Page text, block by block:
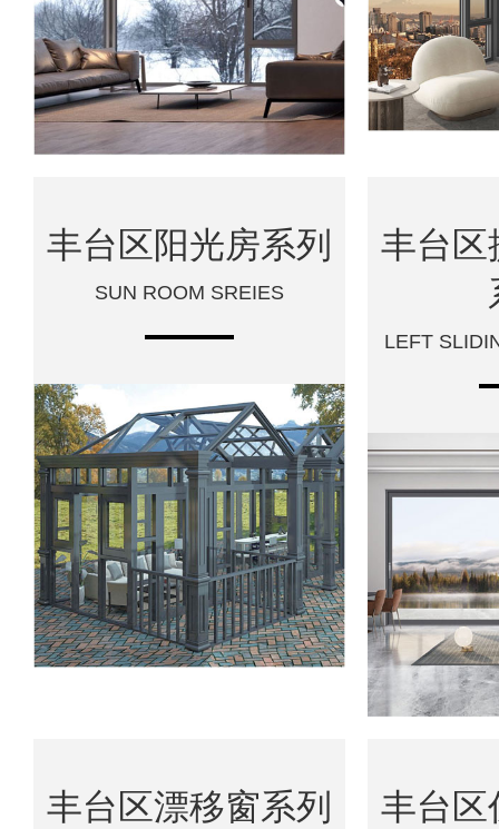
丰台区阳光房系列
SUN ROOM SREIES
丰台区
LEFT
丰台区漂移窗系列 丰台区